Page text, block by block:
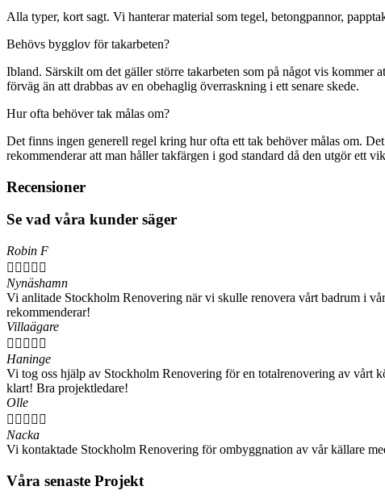
Alla typer, kort sagt. Vi hanterar material som tegel, betongpannor,
Behövs bygglov för takarbeten?
Ibland. Särskilt om det gäller större takarbeten som på något vis kommer
förväg än att drabbas av en obehaglig överraskning i ett senare skede.
Hur ofta behöver tak målas om?
Det finns ingen generell regel kring hur ofta ett tak behöver målas om.
rekommenderar att man håller takfärgen i god standard då den utgör ett
Recensioner
Se vad våra kunder säger
Robin F
    
Nynäshamn
Vi anlitade Stockholm Renovering när vi skulle renovera vårt badrum i
rekommenderar!
Villaägare
    
Haninge
Vi tog oss hjälp av Stockholm Renovering för en totalrenovering av vårt
klart! Bra projektledare!
Olle
    
Nacka
Vi kontaktade Stockholm Renovering för ombyggnation av vår källare
Våra senaste Projekt